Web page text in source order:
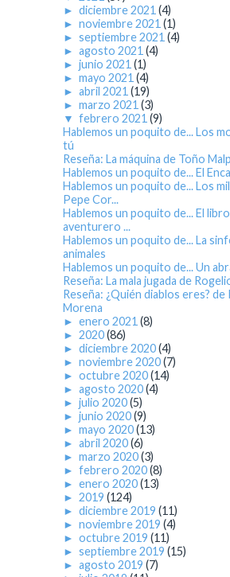
► diciembre 2021 (4)
► noviembre 2021 (1)
► septiembre 2021 (4)
► agosto 2021 (4)
► junio 2021 (1)
► mayo 2021 (4)
► abril 2021 (19)
► marzo 2021 (3)
▼ febrero 2021 (9)
Hablemos un poquito de... Los
tú
Reseña: La máquina de Toño
Hablemos un poquito de... El
Hablemos un poquito de... Los
Pepe Cor...
Hablemos un poquito de... El
aventurero ...
Hablemos un poquito de... La
animales
Hablemos un poquito de... Un
Reseña: La mala jugada de
Reseña: ¿Quién diablos eres? de
Morena
► enero 2021 (8)
► 2020(86)
► diciembre 2020(4)
► noviembre 2020(7)
► octubre 2020(14)
► agosto 2020(4)
► julio 2020(5)
► junio 2020(9)
► mayo 2020(13)
► abril 2020(6)
► marzo 2020(3)
► febrero 2020(8)
► enero 2020(13)
► 2019 (124)
► diciembre 2019 (11)
► noviembre 2019 (4)
► octubre 2019 (11)
► septiembre 2019 (15)
► agosto 2019 (7)